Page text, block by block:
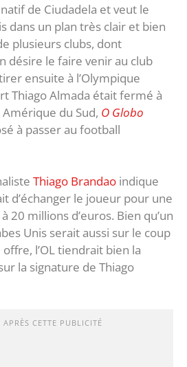
de Ciudadela et veut le
dans un plan très clair et bien
plusieurs clubs, dont
désire le faire venir au club
ensuite à l’Olympique
Thiago Almada était fermé à
Amérique du Sud, O Globo
à passer au football
Thiago Brandao indique
d’échanger le joueur pour une
20 millions d’euros. Bien qu’un
Unis serait aussi sur le coup
l’OL tiendrait bien la
la signature de Thiago
APRÈS CETTE PUBLICITÉ